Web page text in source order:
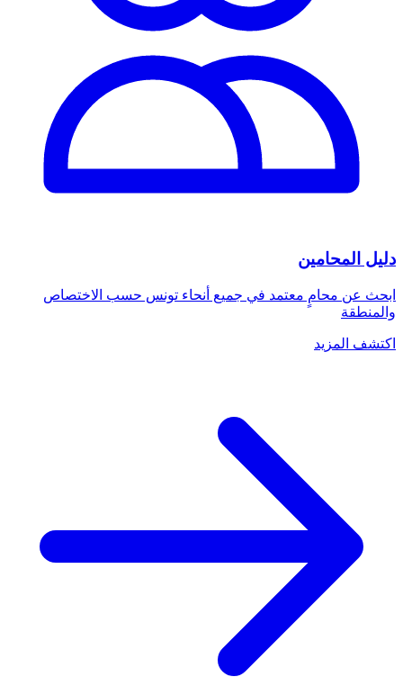
دليل المحامين
ابحث عن محامٍ معتمد في جميع أنحاء تونس حسب الاختصاص
والمنطقة
اكتشف المزيد